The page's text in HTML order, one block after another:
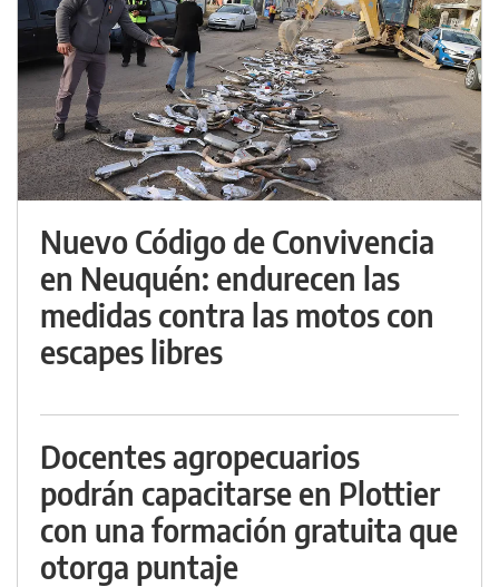
Nuevo Código de Convivencia
en Neuquén: endurecen las
medidas contra las motos con
escapes libres
Docentes agropecuarios
podrán capacitarse en Plottier
con una formación gratuita que
otorga puntaje